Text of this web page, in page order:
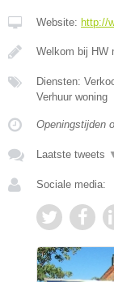
Website: http://
Welkom bij HW
Diensten:
Verhuur woning
Openingstijden
Laatste tweets
Sociale media: